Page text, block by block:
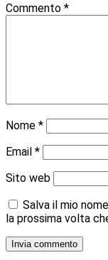
Commento *
Nome *
Email *
Sito web
Salva il mio
la prossima volta